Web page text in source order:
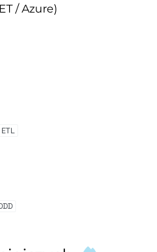
/ Azure)
ETL